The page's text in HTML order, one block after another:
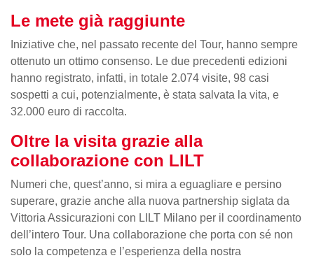
Le mete già raggiunte
Iniziative che, nel passato recente del Tour, hanno sempre
ottenuto un ottimo consenso. Le due precedenti edizioni
hanno registrato, infatti, in totale 2.074 visite, 98 casi
sospetti a cui, potenzialmente, è stata salvata la vita, e
32.000 euro di raccolta.
Oltre la visita grazie alla
collaborazione con LILT
Numeri che, quest’anno, si mira a eguagliare e persino
superare, grazie anche alla nuova partnership siglata da
Vittoria Assicurazioni con LILT Milano per il coordinamento
dell’intero Tour. Una collaborazione che porta con sé non
solo la competenza e l’esperienza della nostra